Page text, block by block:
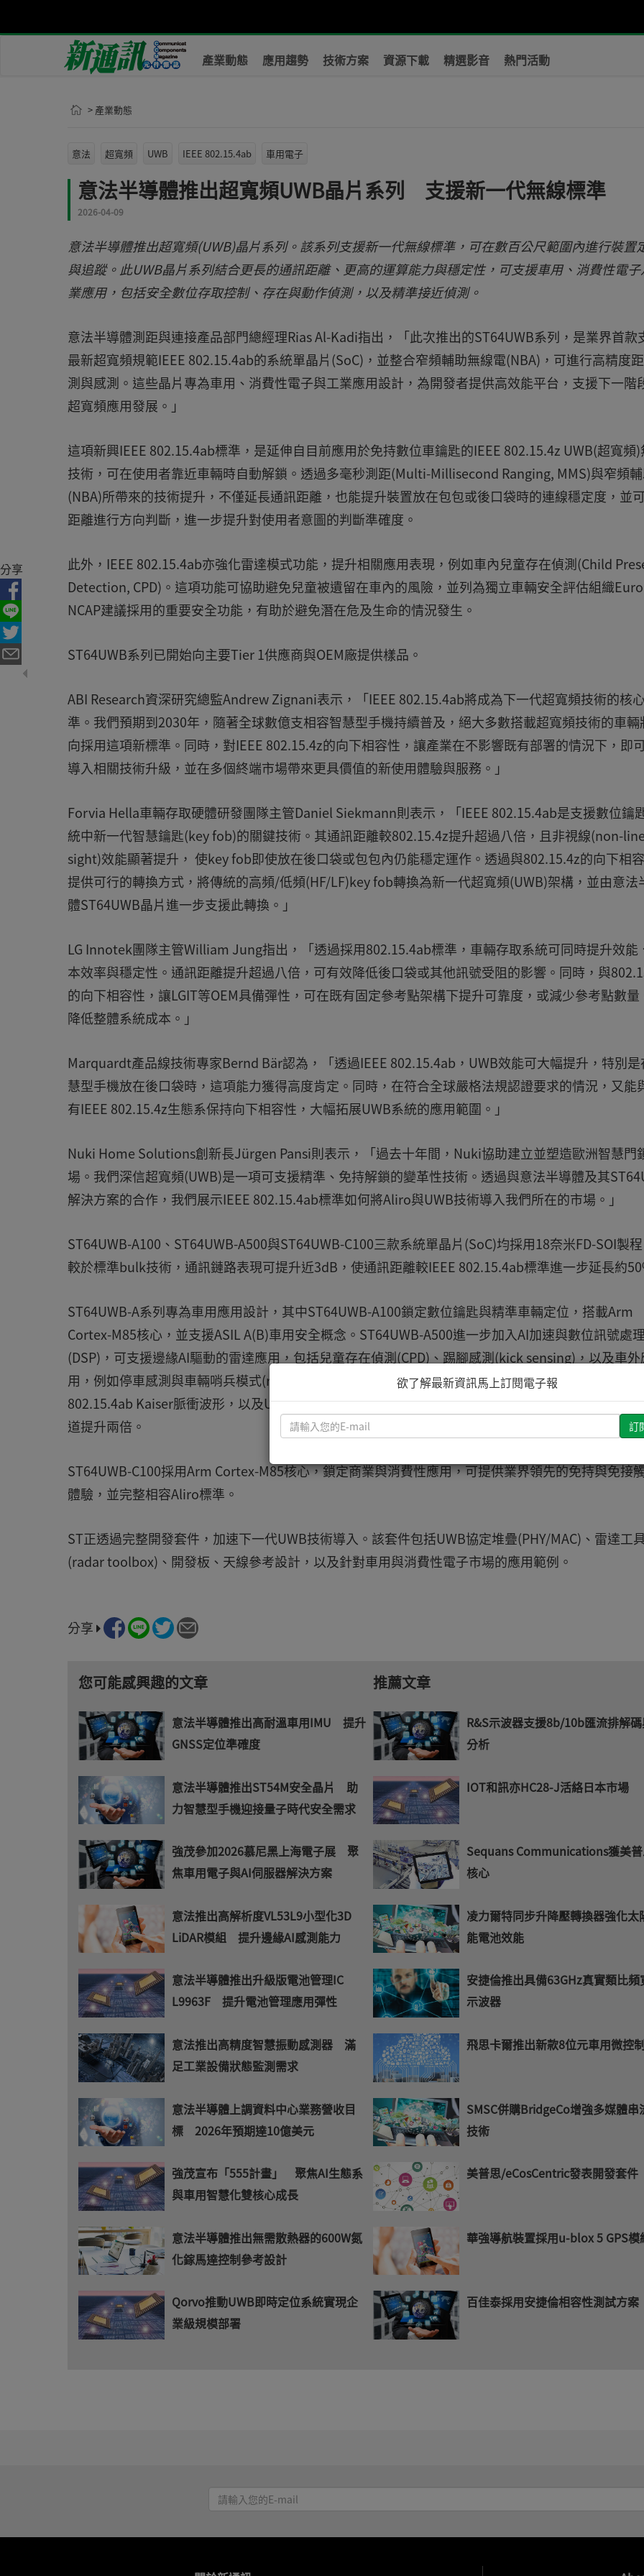
產業動態 應用趨勢 技術方案 資源下載 精選影音 熱門活動
> 產業動態
意法 超寬頻 UWB IEEE 802.15.4ab 車用電子
意法半導體推出超寬頻UWB晶片系列 支援新一代無線標準
2026-04-09
意法半導體推出超寬頻(UWB)晶片系列。該系列支援新一代無線標準，可在數百公尺範圍內進行裝置
與追蹤。此UWB晶片系列結合更長的通訊距離、更高的運算能力與穩定性，可支援車用、消費性電子
業應用，包括安全數位存取控制、存在與動作偵測，以及精準接近偵測。
意法半導體測距與連接產品部門總經理Rias Al-Kadi指出，「此次推出的ST64UWB系列，是業界首款
最新超寬頻規範IEEE 802.15.4ab的系統單晶片(SoC)，並整合窄頻輔助無線電(NBA)，可進行高精度
測與感測。這些晶片專為車用、消費性電子與工業應用設計，為開發者提供高效能平台，支援下一階
超寬頻應用發展。」
這項新興IEEE 802.15.4ab標準，是延伸自目前應用於免持數位車鑰匙的IEEE 802.15.4z UWB(超寬頻)
技術，可在使用者靠近車輛時自動解鎖。透過多毫秒測距(Multi-Millisecond Ranging, MMS)與窄頻
(NBA)所帶來的技術提升，不僅延長通訊距離，也能提升裝置放在包包或後口袋時的連線穩定度，並
距離進行方向判斷，進一步提升對使用者意圖的判斷準確度。
此外，IEEE 802.15.4ab亦強化雷達模式功能，提升相關應用表現，例如車內兒童存在偵測(Child
Detection, CPD)。這項功能可協助避免兒童被遺留在車內的風險，並列為獨立車輛安全評估組織Euro
NCAP建議採用的重要安全功能，有助於避免潛在危及生命的情況發生。
ST64UWB系列已開始向主要Tier 1供應商與OEM廠提供樣品。
ABI Research資深研究總監Andrew Zignani表示，「IEEE 802.15.4ab將成為下一代超寬頻技術的核
準。我們預期到2030年，隨著全球數億支相容智慧型手機持續普及，絕大多數搭載超寬頻技術的車輛
向採用這項新標準。同時，對IEEE 802.15.4z的向下相容性，讓產業在不影響既有部署的情況下，即
導入相關技術升級，並在多個終端市場帶來更具價值的新使用體驗與服務。」
Forvia Hella車輛存取硬體研發團隊主管Daniel Siekmann則表示，「IEEE 802.15.4ab是支援數位鑰
統中新一代智慧鑰匙(key fob)的關鍵技術。其通訊距離較802.15.4z提升超過八倍，且非視線(non-
sight)效能顯著提升， 使key fob即使放在後口袋或包包內仍能穩定運作。透過與802.15.4z的向下相容
提供可行的轉換方式，將傳統的高頻/低頻(HF/LF)key fob轉換為新一代超寬頻(UWB)架構，並由意法
體ST64UWB晶片進一步支援此轉換。」
LG Innotek團隊主管William Jung指出，「透過採用802.15.4ab標準，車輛存取系統可同時提升效能
本效率與穩定性。通訊距離提升超過八倍，可有效降低後口袋或其他訊號受阻的影響。同時，與
的向下相容性，讓LGIT等OEM具備彈性，可在既有固定參考點架構下提升可靠度，或減少參考點數量
降低整體系統成本。」
Marquardt產品線技術專家Bernd Bär認為，「透過IEEE 802.15.4ab，UWB效能可大幅提升，特別是
慧型手機放在後口袋時，這項能力獲得高度肯定。同時，在符合全球嚴格法規認證要求的情況，又能
有IEEE 802.15.4z生態系保持向下相容性，大幅拓展UWB系統的應用範圍。」
Nuki Home Solutions創新長Jürgen Pansi則表示，「過去十年間，Nuki協助建立並塑造歐洲智慧門
場。我們深信超寬頻(UWB)是一項可支援精準、免持解鎖的變革性技術。透過與意法半導體及其
解決方案的合作，我們展示IEEE 802.15.4ab標準如何將Aliro與UWB技術導入我們所在的市場。」
ST64UWB-A100、ST64UWB-A500與ST64UWB-C100三款系統單晶片(SoC)均採用18奈米FD-SOI製
較於標準bulk技術，通訊鏈路表現可提升近3dB，使通訊距離較IEEE 802.15.4ab標準進一步延長約
ST64UWB-A系列專為車用應用設計，其中ST64UWB-A100鎖定數位鑰匙與精準車輛定位，搭載Arm
Cortex-M85核心，並支援ASIL A(B)車用安全概念。ST64UWB-A500進一步加入AI加速與數位訊號處理
(DSP)，可支援邊緣AI驅動的雷達應用，包括兒童存在偵測(CPD)、踢腳感測(kick sensing)，以及車外
用，例如停車感測與車輛哨兵模式(radar-based sentry mode)。這些雷達功能採用全新的IEEE
802.15.4ab Kaiser脈衝波形，以及UWB Channel 11升級至1.3GHz頻寬的設計，使其精準度較
道提升兩倍。
ST64UWB-C100採用Arm Cortex-M85核心，鎖定商業與消費性應用，可提供業界領先的免持與免接
體驗，並完整相容Aliro標準。
ST正透過完整開發套件，加速下一代UWB技術導入。該套件包括UWB協定堆疊(PHY/MAC)、雷達工
(radar toolbox)、開發板、天線參考設計，以及針對車用與消費性電子市場的應用範例。
分享
您可能感興趣的文章
意法半導體推出高耐溫車用IMU 提升
GNSS定位準確度
意法半導體推出ST54M安全晶片 助
力智慧型手機迎接量子時代安全需求
強茂參加2026慕尼黑上海電子展 聚
焦車用電子與AI伺服器解決方案
意法推出高解析度VL53L9小型化3D
LiDAR模組 提升邊緣AI感測能力
意法半導體推出升級版電池管理IC
L9963F 提升電池管理應用彈性
意法推出高精度智慧振動感測器 滿
足工業設備狀態監測需求
意法半導體上調資料中心業務營收目
標 2026年預期達10億美元
強茂宣布「555計畫」 聚焦AI生態系
與車用智慧化雙核心成長
意法半導體推出無需散熱器的600W氮
化鎵馬達控制參考設計
Qorvo推動UWB即時定位系統實現企
業級規模部署
推薦文章
R&S示波器支援8b/10b匯流排解
分析
IOT和訊亦HC28-J活絡日本市場
Sequans Communications獲美
核心
凌力爾特同步升降壓轉換器強化太
能電池效能
安捷倫推出具備63GHz真實類比頻
示波器
飛思卡爾推出新款8位元車用微控
SMSC併購BridgeCo增強多媒體串
技術
美普思/eCosCentric發表開發套件
華強導航裝置採用u-blox 5 GPS模
百佳泰採用安捷倫相容性測試方案
請
輸
分享
欲了解最新資訊馬上訂閱電子報
輸
您